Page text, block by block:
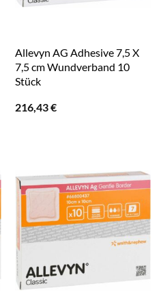
Allevyn AG Adhesive 7,5 X
7,5 cm Wundverband 10
Stück
216,43€